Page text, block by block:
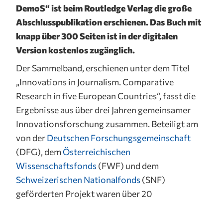
DemoS“ ist beim Routledge Verlag die große
Abschlusspublikation erschienen. Das Buch mit
knapp über 300 Seiten ist in der digitalen
Version kostenlos zugänglich.
Der Sammelband, erschienen unter dem Titel
„Innovations in Journalism. Comparative
Research in five European Countries“, fasst die
Ergebnisse aus über drei Jahren gemeinsamer
Innovationsforschung zusammen. Beteiligt am
von derDeutschen Forschungsgemeinschaft
(DFG), demÖsterreichischen
Wissenschaftsfonds(FWF) und dem
Schweizerischen Nationalfonds(SNF)
geförderten Projekt waren über 20